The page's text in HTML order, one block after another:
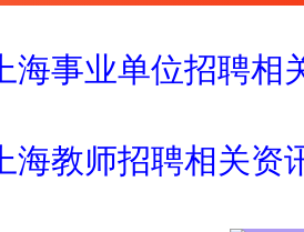
上海事业单位招聘相
上海教师招聘相关资